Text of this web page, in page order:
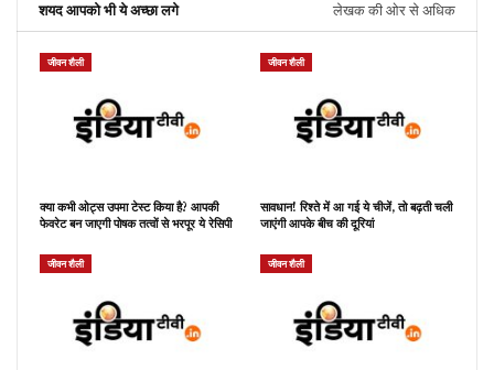
शयद आपको भी ये अच्छा लगे लेखक की ओर से अधिक
जीवन शैली
क्या कभी ओट्स उपमा टेस्ट किया है? आपकी
फेवरेट बन जाएगी पोषक तत्वों से भरपूर ये रेसिपी
जीवन शैली
सावधान! रिश्ते में आ गई ये चीजें, तो बढ़ती चली
जाएंगी आपके बीच की दूरियां
जीवन शैली जीवन शैली